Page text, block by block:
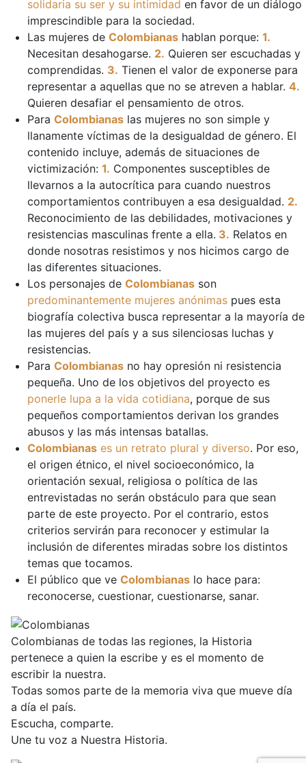
solidaria su ser y su intimidad en favor de un diálogo
imprescindible para la sociedad.
Las mujeres de Colombianas hablan porque: 1.
Necesitan desahogarse. 2. Quieren ser escuchadas y
comprendidas. 3. Tienen el valor de exponerse para
representar a aquellas que no se atreven a hablar. 4.
Quieren desafiar el pensamiento de otros.
Para Colombianas las mujeres no son simple y
llanamente víctimas de la desigualdad de género. El
contenido incluye, además de situaciones de
victimización: 1. Componentes susceptibles de
llevarnos a la autocrítica para cuando nuestros
comportamientos contribuyen a esa desigualdad. 2.
Reconocimiento de las debilidades, motivaciones y
resistencias masculinas frente a ella. 3. Relatos en
donde nosotras resistimos y nos hicimos cargo de
las diferentes situaciones.
Los personajes de Colombianas son
predominantemente mujeres anónimas pues esta
biografía colectiva busca representar a la mayoría de
las mujeres del país y a sus silenciosas luchas y
resistencias.
Para Colombianas no hay opresión ni resistencia
pequeña. Uno de los objetivos del proyecto es
ponerle lupa a la vida cotidiana, porque de sus
pequeños comportamientos derivan los grandes
abusos y las más intensas batallas.
Colombianas es un retrato plural y diverso. Por eso,
el origen étnico, el nivel socioeconómico, la
orientación sexual, religiosa o política de las
entrevistadas no serán obstáculo para que sean
parte de este proyecto. Por el contrario, estos
criterios servirán para reconocer y estimular la
inclusión de diferentes miradas sobre los distintos
temas que tocamos.
El público que ve Colombianas lo hace para:
reconocerse, cuestionar, cuestionarse, sanar.
Colombianas de todas las regiones, la Historia
pertenece a quien la escribe y es el momento de
escribir la nuestra.
Todas somos parte de la memoria viva que mueve día
a día el país.
Escucha, comparte.
Une tu voz a Nuestra Historia.